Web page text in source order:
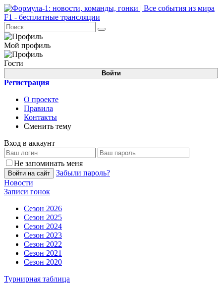
Мой профиль
Гости
Войти
Регистрация
О проекте
Правила
Контакты
Сменить тему
Вход в аккаунт
Не запоминать меня
Войти на сайт
Забыли пароль?
Новости
Записи гонок
Сезон 2026
Сезон 2025
Сезон 2024
Сезон 2023
Сезон 2022
Сезон 2021
Сезон 2020
Турнирная таблица